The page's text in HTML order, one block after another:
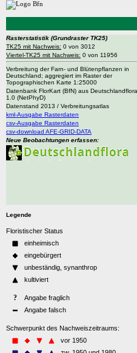
Rasterstatistik (Grundraster TK25)
TK25 mit Nachweis: 0 von 3012
Viertel-TK25 mit Nachweis: 0 von 11956
Verbreitung der Farn- und Blütenpflanzen in
Deutschland; aggregiert im Raster der
Topographischen Karte 1:25000
Datenbank FlorKart (BfN) aus Deutschlandflora
1.0 (NetPhyD)
Datenstand 2013 / Verbreitungsatlas
kml-Ausgabe Rasterdaten
csv-Ausgabe Rasterdaten
csv-download AFE-GRID-DATA
Neue Beobachtungen erfassen:
Legende